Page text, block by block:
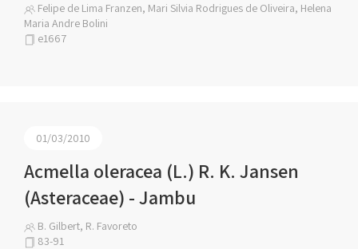
Felipe de Lima Franzen, Mari Silvia Rodrigues de Oliveira, Helena
Maria Andre Bolini
e1667
01/03/2010
Acmella oleracea (L.) R. K. Jansen
(Asteraceae) - Jambu
B. Gilbert, R. Favoreto
83-91